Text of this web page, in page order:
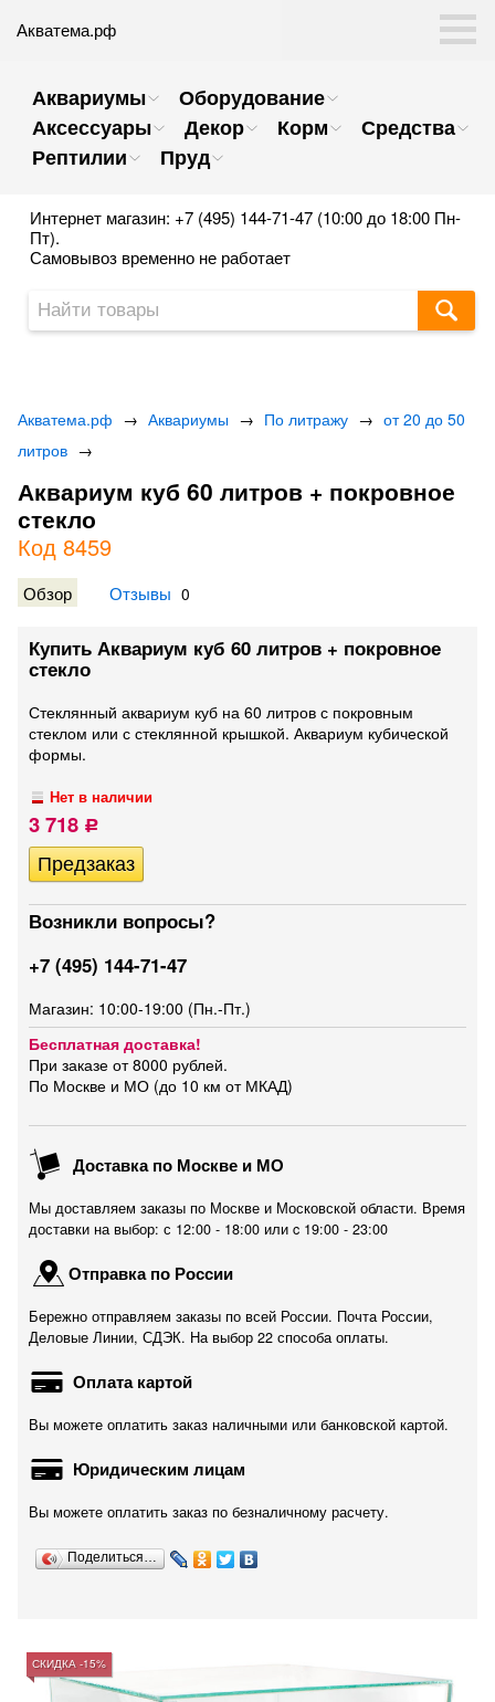
Акватема.рф
Аквариумы
Оборудование
Аксессуары
Декор Корм
Средства
Рептилии
Пруд
Интернет магазин: +7 (495) 144-71-47 (10:00 до 18:00 Пн-
Пт).
Самовывоз временно не работает
Акватема.рф → Аквариумы → По литражу → от 20 до 50
литров →
Аквариум куб 60 литров + покровное
стекло
Код 8459
Обзор Отзывы 0
Купить Аквариум куб 60 литров + покровное
стекло
Стеклянный аквариум куб на 60 литров с покровным
стеклом или с стеклянной крышкой. Аквариум кубической
формы.
Нет в наличии
3 718 Р
Возникли вопросы?
+7 (495) 144-71-47
Магазин: 10:00-19:00 (Пн.-Пт.)
Бесплатная доставка!
При заказе от 8000 рублей.
По Москве и МО (до 10 км от МКАД)
Доставка по Москве и МО
Мы доставляем заказы по Москве и Московской области. Время
доставки на выбор: с 12:00 - 18:00 или c 19:00 - 23:00
Отправка по России
Бережно отправляем заказы по всей России. Почта России,
Деловые Линии, СДЭК. На выбор 22 способа оплаты.
Оплата картой
Вы можете оплатить заказ наличными или банковской картой.
Юридическим лицам
Вы можете оплатить заказ по безналичному расчету.
Поделиться…
СКИДКА -15%